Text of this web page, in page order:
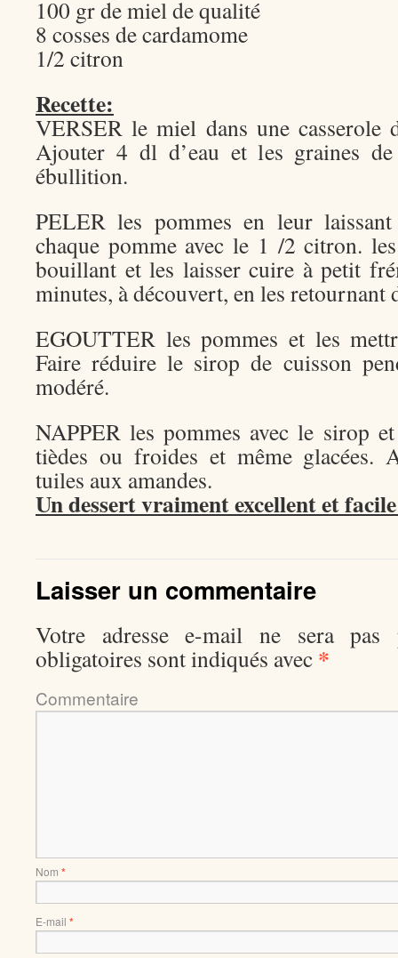
100 gr de miel de qualité
8 cosses de cardamome
1/2 citron
Recette:
VERSER le miel dans une casserole
Ajouter 4 dl d’eau et les graines
ébullition.
PELER les pommes en leur
chaque pomme avec le 1 /2 citron.
bouillant et les laisser cuire à petit
minutes, à découvert, en les retournant
EGOUTTER les pommes et les
Faire réduire le sirop de cuisson
modéré.
NAPPER les pommes avec le sirop
tièdes ou froides et même glacées.
tuiles aux amandes.
Un dessert vraiment excellent et
Laisser un commentaire
Votre adresse e-mail ne sera pas
obligatoires sont indiqués avec *
Nom *
E-mail *